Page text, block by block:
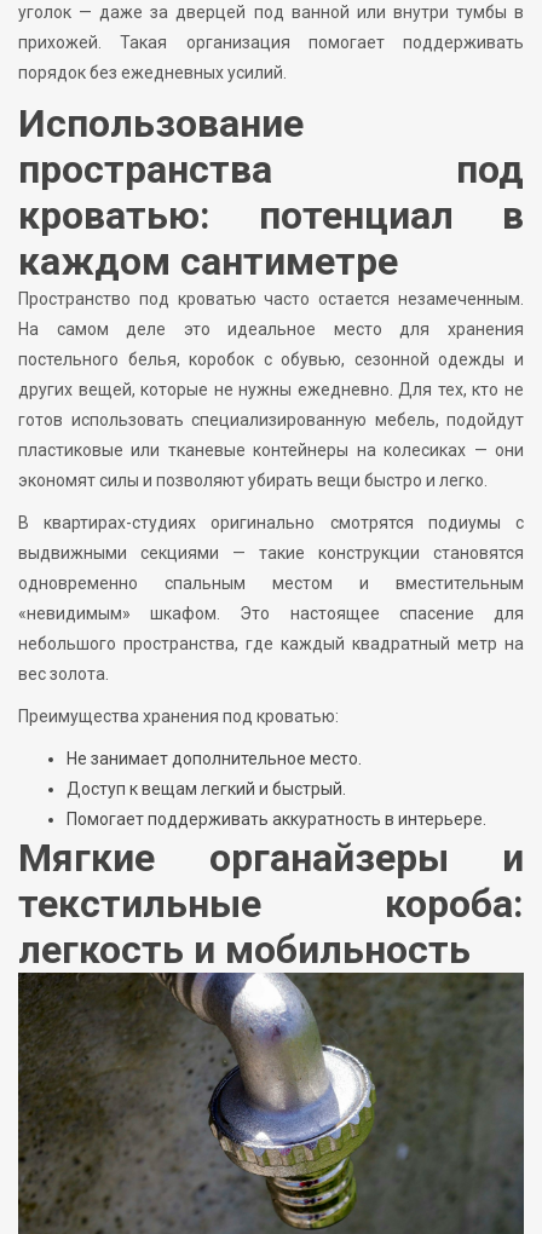
уголок — даже за дверцей под ванной или внутри тумбы в
прихожей. Такая организация помогает поддерживать
порядок без ежедневных усилий.
Использование
пространства под
кроватью: потенциал в
каждом сантиметре
Пространство под кроватью часто остается незамеченным.
На самом деле это идеальное место для хранения
постельного белья, коробок с обувью, сезонной одежды и
других вещей, которые не нужны ежедневно. Для тех, кто не
готов использовать специализированную мебель, подойдут
пластиковые или тканевые контейнеры на колесиках — они
экономят силы и позволяют убирать вещи быстро и легко.
В квартирах-студиях оригинально смотрятся подиумы с
выдвижными секциями — такие конструкции становятся
одновременно спальным местом и вместительным
«невидимым» шкафом. Это настоящее спасение для
небольшого пространства, где каждый квадратный метр на
вес золота.
Преимущества хранения под кроватью:
Не занимает дополнительное место.
Доступ к вещам легкий и быстрый.
Помогает поддерживать аккуратность в интерьере.
Мягкие органайзеры и
текстильные короба:
легкость и мобильность